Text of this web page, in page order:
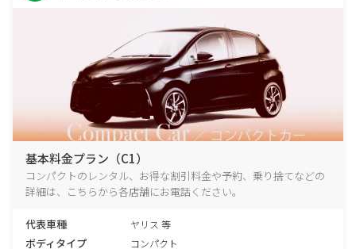
基本料金プラン（C1）
コンパクトのレンタル、お得な割引料金や予約、乗り捨てなどの
詳細は、こちらから各店舗にお電話ください。
代表車種 ヤリス 等
ボディタイプ コンパクト